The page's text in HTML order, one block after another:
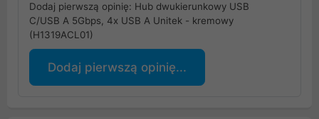
Dodaj pierwszą opinię: Hub dwukierunkowy USB
C/USB A 5Gbps, 4x USB A Unitek - kremowy
(H1319ACL01)
Dodaj pierwszą opinię...